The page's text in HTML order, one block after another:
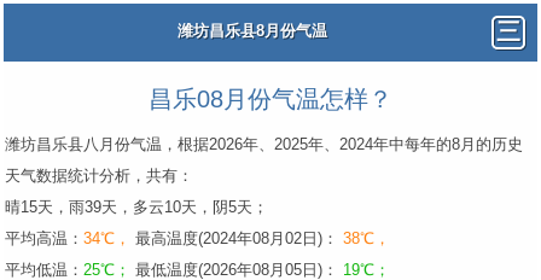
潍坊昌乐县8月份气温
昌乐08月份气温怎样？
潍坊昌乐县八月份气温，根据2026年、2025年、2024年中每年的8月的历史
天气数据统计分析，共有：
晴15天，雨39天，多云10天，阴5天；
平均高温： 34℃， 最高温度(2024年08月02日)： 38℃，
平均低温： 25℃； 最低温度(2026年08月05日)： 19℃；